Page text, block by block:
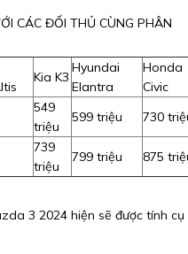
CÁC ĐỐI THỦ CÙNG PHÂN
Kia K3
Hyundai
Elantra
Honda
Civic
549
triệu
599 triệu
730
739
triệu
799 triệu
875
3 2024 hiện sẽ được tính cụ